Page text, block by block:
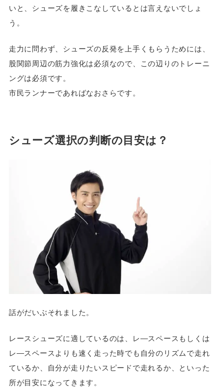
いと、シューズを履きこなしているとは言えないでしょ
う。
走力に問わず、シューズの反発を上手くもらうためには、
股関節周辺の筋力強化は必須なので、この辺りのトレーニ
ングは必須です。
市民ランナーであればなおさらです。
シューズ選択の判断の目安は？
話がだいぶそれました。
レースシューズに適しているのは、レ―スペースもしくは
レ―スペースよりも速く走った時でも自分のリズムで走れ
ているか、自分が走りたいスピードで走れるか、といった
所が目安になってきます。